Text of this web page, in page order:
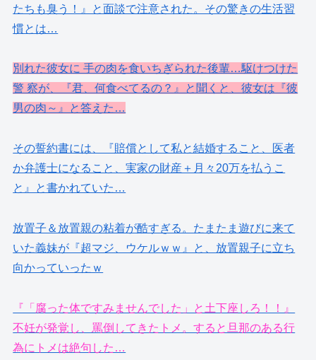
たちも臭う！』と面談で注意された。その驚きの生活習
慣とは…
別れた彼女に 手の肉を食いちぎられた後輩…駆けつけた
警 察が、『君、何食べてるの？』と聞くと、彼女は『彼
男の肉～』と答えた…
その誓約書には、『賠償として私と結婚すること、医者
か弁護士になること、実家の財産＋月々20万を払うこ
と』と書かれていた…
放置子＆放置親の粘着が酷すぎる。たまたま遊びに来て
いた義妹が『超マジ、ウケルｗｗ』と、放置親子に立ち
向かっていったｗ
『「腐った体ですみませんでした」と土下座しろ！！』
不妊が発覚し、罵倒してきたトメ。すると旦那のある行
為にトメは絶句した…